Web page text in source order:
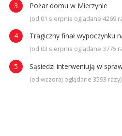
Pożar domu w Mierzynie
(od 01 sierpnia oglądane 4269
Tragiczny finał wypoczynku
(od 03 sierpnia oglądane 3775
Sąsiedzi interweniują w
(od wczoraj oglądane 3593 razy)